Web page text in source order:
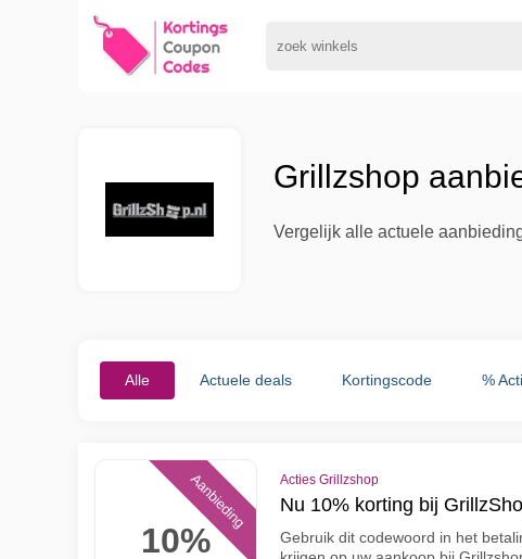
Grillzshop
Vergelijk alle actuele
Alle Actuele deals Kortingscode %
10%
Aanbieding Acties Grillzshop
Nu 10% korting bij
Gebruik dit codewoord in het